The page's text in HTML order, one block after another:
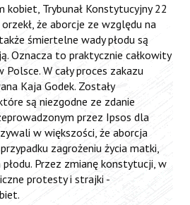
kobiet, Trybunał Konstytucyjny 22
że aborcje ze względu na
śmiertelne wady płodu są
Oznacza to praktycznie całkowity
W cały proces zakazu
Kaja Godek. Zostały
są niezgodne ze zdanie
przez Ipsos dla
w większości, że aborcja
zagrożeniu życia matki,
Przez zmianę konstytucji, w
protesty i strajki -